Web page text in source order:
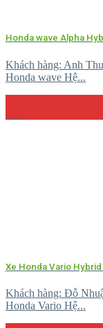
Honda wave Alpha
Khách hàng: Anh
Honda wave Hệ...
Xe Honda Vario Hybrid
Khách hàng: Đỗ
Honda Vario Hệ...